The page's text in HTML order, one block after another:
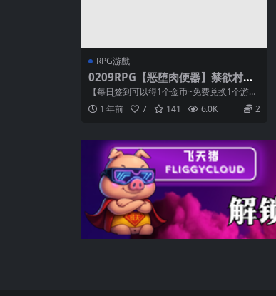
RPG游戲
0209RPG【恶堕肉便器】禁欲村事
件簿-搭档的身体被盯上了-禁欲村の
事件簿 -狙われる相棒の身体【AI加
载汉化】
【每日签到可以得1个金币~免费兑换1个游
戏】 ①把后缀名为.zipP改为zip和...
1 年前 7 141 6.0K 2